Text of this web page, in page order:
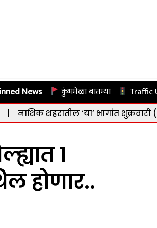
News कुंभमेळा बातम्या Traffic
‘या’ भागांत शुक्रवारी (दि. ७ ऑगस्ट)
1
होणार..